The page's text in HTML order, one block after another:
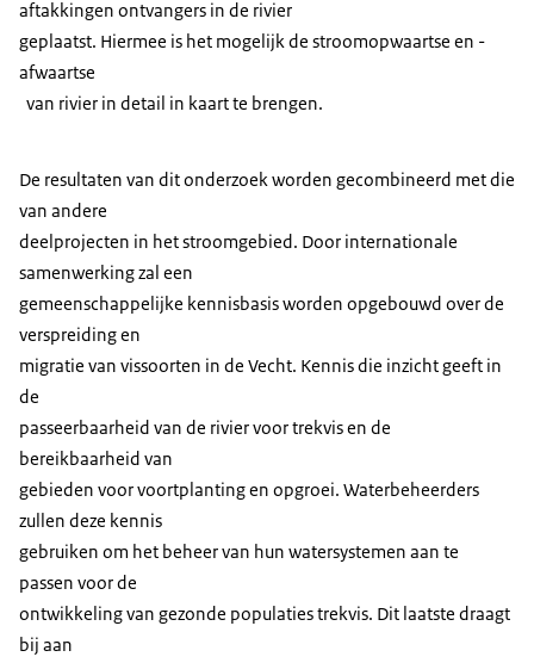
aftakkingen ontvangers in de rivier
geplaatst. Hiermee is het mogelijk de stroomopwaartse en -
afwaartse
van rivier in detail in kaart te brengen.
De resultaten van dit onderzoek worden gecombineerd met die
van andere
deelprojecten in het stroomgebied. Door internationale
samenwerking zal een
gemeenschappelijke kennisbasis worden opgebouwd over de
verspreiding en
migratie van vissoorten in de Vecht. Kennis die inzicht geeft in
de
passeerbaarheid van de rivier voor trekvis en de
bereikbaarheid van
gebieden voor voortplanting en opgroei. Waterbeheerders
zullen deze kennis
gebruiken om het beheer van hun watersystemen aan te
passen voor de
ontwikkeling van gezonde populaties trekvis. Dit laatste draagt
bij aan